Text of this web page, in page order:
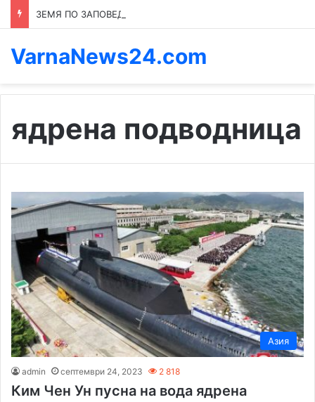
VarnaNews24.com
ядрена подводница
Азия
admin септември 24, 2023 2 818
Ким Чен Ун пусна на вода ядрена